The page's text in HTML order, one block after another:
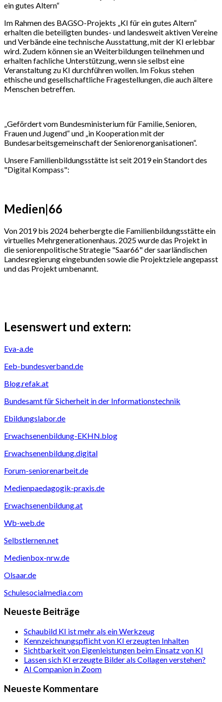
ein gutes Altern“
Im Rahmen des BAGSO-Projekts „KI für ein gutes Altern“
erhalten die beteiligten bundes- und landesweit aktiven Vereine
und Verbände eine technische Ausstattung, mit der KI erlebbar
wird. Zudem können sie an Weiterbildungen teilnehmen und
erhalten fachliche Unterstützung, wenn sie selbst eine
Veranstaltung zu KI durchführen wollen. Im Fokus stehen
ethische und gesellschaftliche Fragestellungen, die auch ältere
Menschen betreffen.
„Gefördert vom Bundesministerium für Familie, Senioren,
Frauen und Jugend“ und „in Kooperation mit der
Bundesarbeitsgemeinschaft der Seniorenorganisationen“.
Unsere Familienbildungsstätte ist seit 2019 ein Standort des
"Digital Kompass":
Medien|66
Von 2019 bis 2024 beherbergte die Familienbildungsstätte ein
virtuelles Mehrgenerationenhaus. 2025 wurde das Projekt in
die seniorenpolitische Strategie "Saar66" der saarländischen
Landesregierung eingebunden sowie die Projektziele angepasst
und das Projekt umbenannt.
Lesenswert und extern:
Eva-a.de
Eeb-bundesverband.de
Blog.refak.at
Bundesamt für Sicherheit in der Informationstechnik
Ebildungslabor.de
Erwachsenenbildung-EKHN.blog
Erwachsenenbildung.digital
Forum-seniorenarbeit.de
Medienpaedagogik-praxis.de
Erwachsenenbildung.at
Wb-web.de
Selbstlernen.net
Medienbox-nrw.de
Olsaar.de
Schulesocialmedia.com
Neueste Beiträge
Schaubild KI ist mehr als ein Werkzeug
Kennzeichnungspflicht von KI erzeugten Inhalten
Sichtbarkeit von Eigenleistungen beim Einsatz von KI
Lassen sich KI erzeugte Bilder als Collagen verstehen?
AI Companion in Zoom
Neueste Kommentare